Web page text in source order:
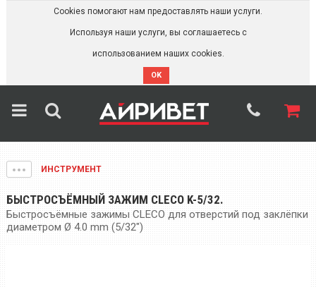
Cookies помогают нам предоставлять наши услуги.
Используя наши услуги, вы соглашаетесь с
использованием наших cookies.
OK
ИНСТРУМЕНТ
БЫСТРОСЪЁМНЫЙ ЗАЖИМ CLECO K-5/32.
Быстросъёмные зажимы CLECO для отверстий под заклёпки
диаметром Ø 4.0 mm (5/32")